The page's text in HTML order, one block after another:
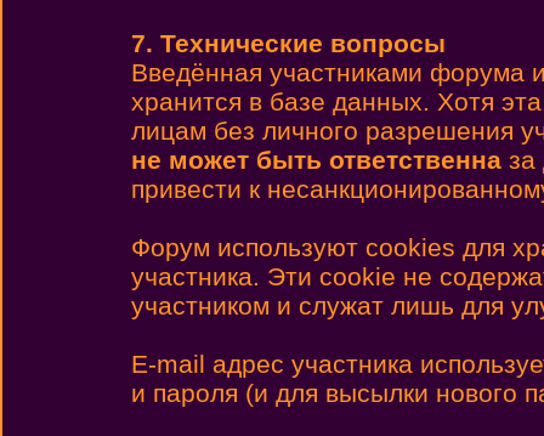
7. Технические вопросы
Введённая участниками форума
хранится в базе данных. Хотя
лицам без личного разрешения
не может быть ответственна за
привести к
Форум используют cookies для
участника. Эти cookie не
участником и служат лишь для
E-mail адрес участника
и пароля (и для высылки нового